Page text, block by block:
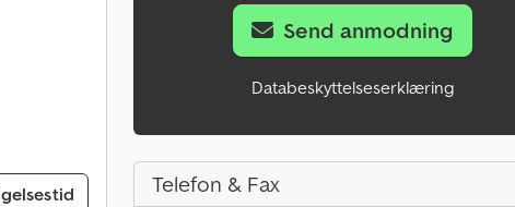
Send anmodning
Databeskyttelseserklæring
Telefon & Fax